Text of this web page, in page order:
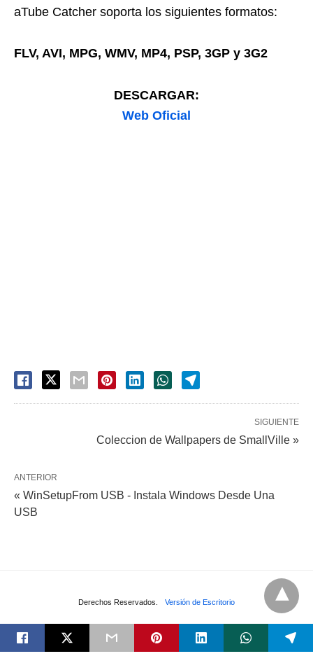
aTube Catcher soporta los siguientes formatos:
FLV, AVI, MPG, WMV, MP4, PSP, 3GP y 3G2
DESCARGAR:
Web Oficial
SIGUIENTE
Coleccion de Wallpapers de SmallVille »
ANTERIOR
« WinSetupFrom USB - Instala Windows Desde Una
USB
Derechos Reservados. Versión de Escritorio